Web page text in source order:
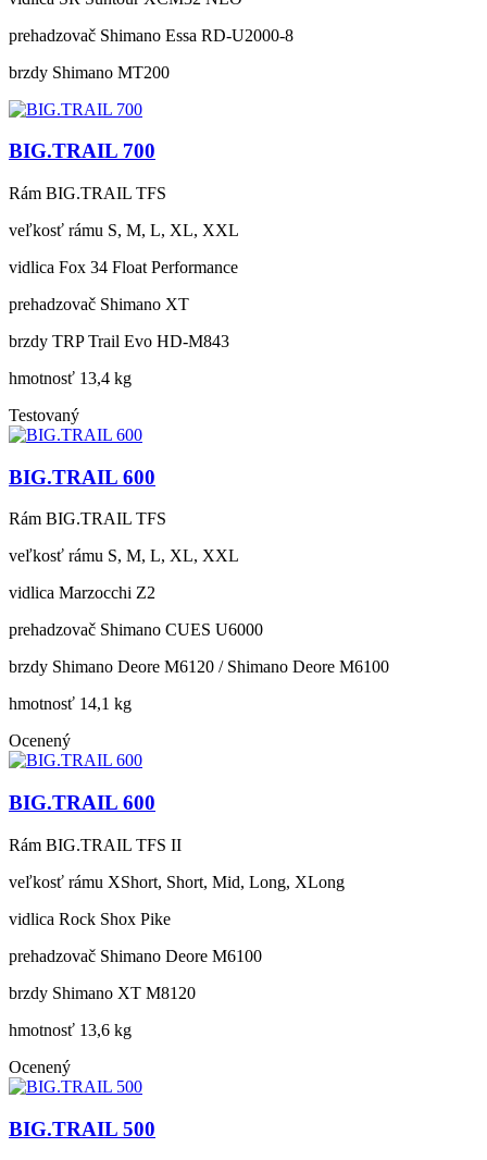
prehadzovač Shimano Essa RD-U2000-8
brzdy Shimano MT200
BIG.TRAIL 700
Rám BIG.TRAIL TFS
veľkosť rámu S, M, L, XL, XXL
vidlica Fox 34 Float Performance
prehadzovač Shimano XT
brzdy TRP Trail Evo HD-M843
hmotnosť 13,4 kg
Testovaný
BIG.TRAIL 600
Rám BIG.TRAIL TFS
veľkosť rámu S, M, L, XL, XXL
vidlica Marzocchi Z2
prehadzovač Shimano CUES U6000
brzdy Shimano Deore M6120 / Shimano Deore M6100
hmotnosť 14,1 kg
Ocenený
BIG.TRAIL 600
Rám BIG.TRAIL TFS II
veľkosť rámu XShort, Short, Mid, Long, XLong
vidlica Rock Shox Pike
prehadzovač Shimano Deore M6100
brzdy Shimano XT M8120
hmotnosť 13,6 kg
Ocenený
BIG.TRAIL 500